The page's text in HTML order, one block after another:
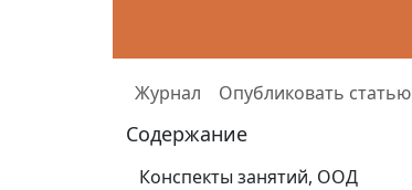
Журнал Опубликовать статью
Содержание
Конспекты занятий, ООД